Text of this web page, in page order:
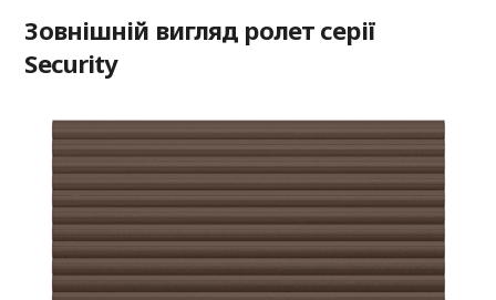
Зовнішній вигляд ролет серії
Security